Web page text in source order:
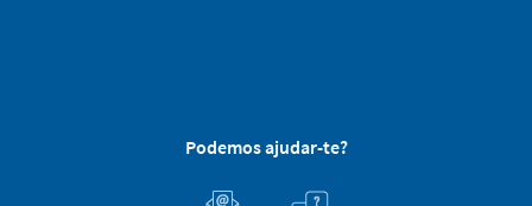
Podemos ajudar-te?